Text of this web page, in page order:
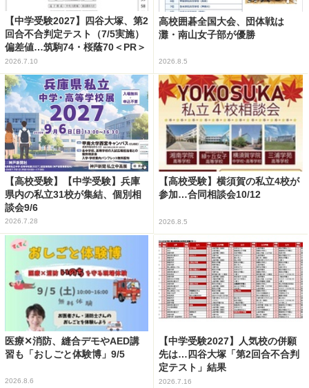
【中学受験2027】四谷大塚、第2
回合不合判定テスト（7/5実施）
偏差値…筑駒74・桜蔭70＜PR＞
2026.7.10
高校囲碁全国大会、団体戦は
灘・南山女子部が優勝
2026.8.5
【高校受験】【中学受験】兵庫
県内の私立31校が集結、個別相
談会9/6
2026.7.28
【高校受験】横須賀の私立4校が
参加…合同相談会10/12
2026.8.5
医療✕消防、縫合デモやAED講
習も「おしごと体験博」9/5
2026.8.6
【中学受験2027】人気校の併願
先は…四谷大塚「第2回合不合判
定テスト」結果
2026.7.16